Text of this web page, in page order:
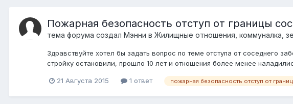
Пожарная безопасность отступ от границы
тема форума создал Мэнни в Жилищные отношения, коммуналка,
Здравствуйте хотел бы задать вопрос по теме отступа от соседнего
стройку остановили, прошло 10 лет и отношения более менее
21 Августа 2015 1 ответ пожарная безопасность отступ от